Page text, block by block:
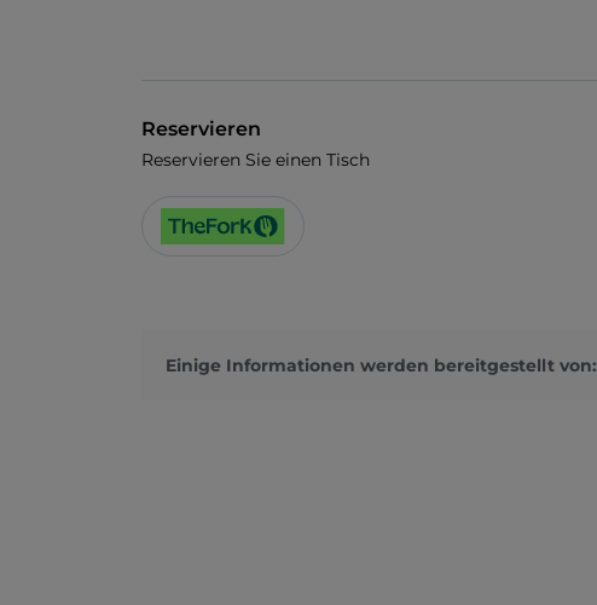
Reservieren
Reservieren Sie einen Tisch
Einige Informationen werden bereitgestellt von: